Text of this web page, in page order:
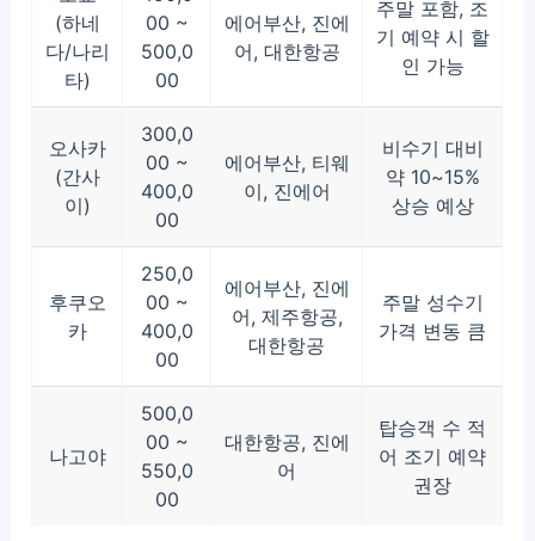
(하네
다/나리
타)
00 ~
500,0
00
에어부산, 진에
어, 대한항공
주말 포함, 조
기 예약 시 할
인 가능
오사카
(간사
이)
300,0
00 ~
400,0
00
에어부산, 티웨
이, 진에어
비수기 대비
약 10~15%
상승 예상
후쿠오
카
250,0
00 ~
400,0
00
에어부산, 진에
어, 제주항공,
대한항공
주말 성수기
가격 변동 큼
나고야
500,0
00 ~
550,0
00
대한항공, 진에
어
탑승객 수 적
어 조기 예약
권장